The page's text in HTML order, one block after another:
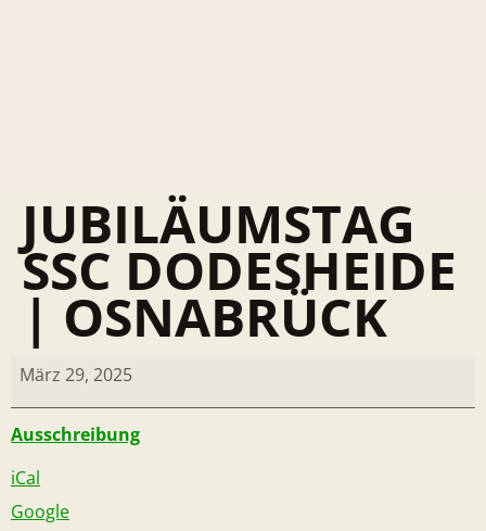
JUBILÄUMSTAG
SSC DODESHEIDE
| OSNABRÜCK
März 29, 2025
Ausschreibung
iCal
Google